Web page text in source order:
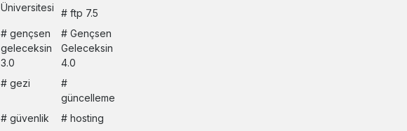
Üniversitesi
ftp 7.5
gençsen
geleceksin
3.0
Gençsen
Geleceksin
4.0
gezi
güncelleme
güvenlik
hosting